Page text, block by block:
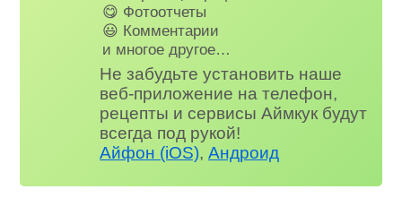
😋 Фотоотчеты
😃 Комментарии
и многое другое…
Не забудьте установить наше
веб-приложение на телефон,
рецепты и сервисы Аймкук будут
всегда под рукой!
Айфон (iOS),Андроид